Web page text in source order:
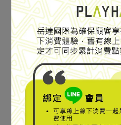
人氣圖案T-Shirt